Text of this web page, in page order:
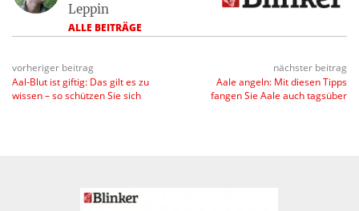
Leppin
ALLE BEITRÄGE
vorheriger beitrag
Aal-Blut ist giftig: Das gilt es zu
wissen – so schützen Sie sich
nächster beitrag
Aale angeln: Mit diesen Tipps
fangen Sie Aale auch tagsüber